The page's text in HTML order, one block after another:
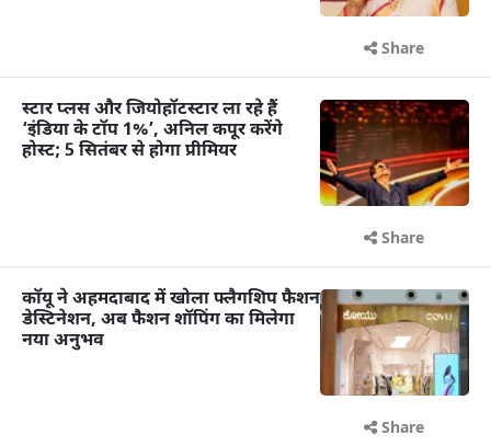
Share
स्टार प्लस और जियोहॉटस्टार ला रहे हैं
‘इंडिया के टॉप 1%’, अनिल कपूर करेंगे
होस्ट; 5 सितंबर से होगा प्रीमियर
Share
कॉयू ने अहमदाबाद में खोला फ्लैगशिप फैशन
डेस्टिनेशन, अब फैशन शॉपिंग का मिलेगा
नया अनुभव
Share